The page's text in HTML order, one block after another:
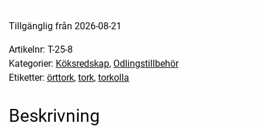
Tillgänglig från 2026-08-21
Artikelnr: T-25-8
Kategorier: Köksredskap, Odlingstillbehör
Etiketter: örttork, tork, torkolla
Beskrivning